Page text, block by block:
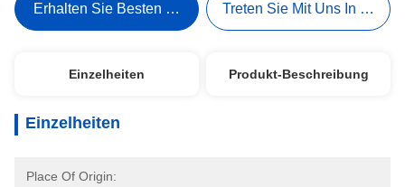
Erhalten Sie Besten Preis Treten Sie Mit Uns In
Einzelheiten Produkt-Beschreibung
Einzelheiten
Place Of Origin: